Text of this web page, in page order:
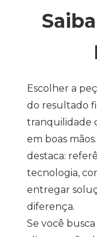
Escolher a
do resultado
tranquilidade
em boas
destaca:
tecnologia,
entregar
diferença.
Se você